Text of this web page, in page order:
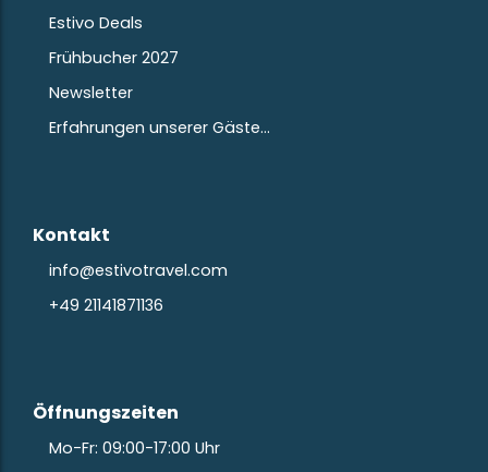
Estivo Deals
Frühbucher 2027
Newsletter
Erfahrungen unserer Gäste…
Kontakt
info@estivotravel.com
+49 21141871136
Öffnungszeiten
Mo-Fr: 09:00-17:00 Uhr